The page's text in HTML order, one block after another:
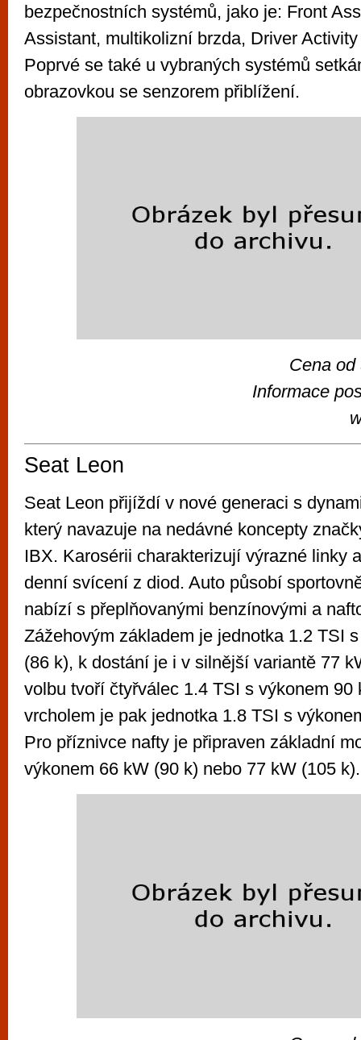
bezpečnostních systémů, jako je: Front
Assistant, multikolizní brzda, Driver
Poprvé se také u vybraných systémů
obrazovkou se senzorem přiblížení.
Cena
Informace
Seat Leon
Seat Leon přijíždí v nové generaci s
který navazuje na nedávné koncepty
IBX. Karosérii charakterizují výrazné linky
denní svícení z diod. Auto působí
nabízí s přeplňovanými benzínovými a
Zážehovým základem je jednotka 1.2 TSI
(86 k), k dostání je i v silnější variantě 77
volbu tvoří čtyřválec 1.4 TSI s výkonem 90
vrcholem je pak jednotka 1.8 TSI s
Pro příznivce nafty je připraven základní
výkonem 66 kW (90 k) nebo 77 kW (105 k).